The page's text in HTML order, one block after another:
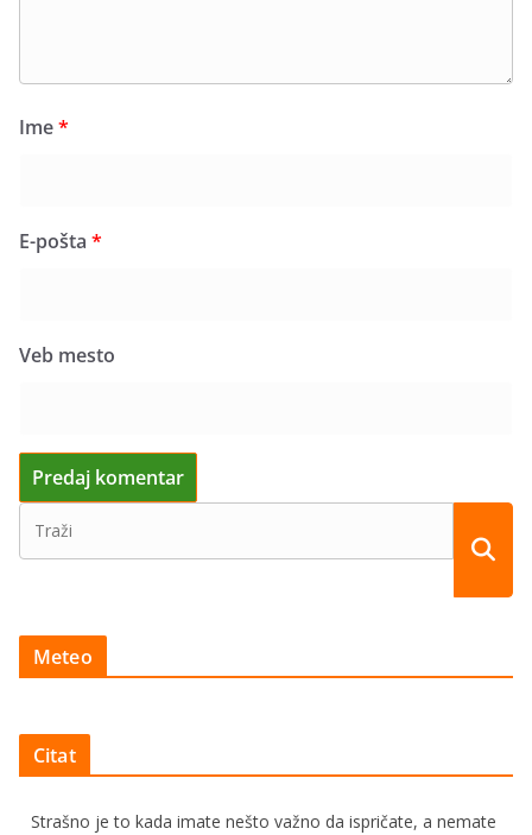
Ime*
E-pošta *
Veb mesto
Meteo
Citat
Strašno je to kada imate nešto važno da ispričate, a nemate